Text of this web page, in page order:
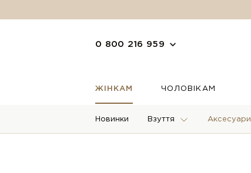
0 800 216 959
ЖІНКАМ ЧОЛОВІКАМ
Новинки Взуття Аксесуари